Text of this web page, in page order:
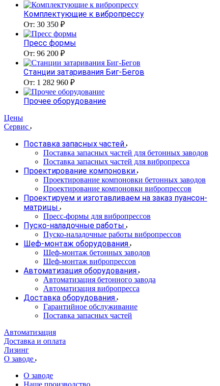
Комплектующие к вибропрессу
От: 30 350 ₽
Пресс формы
От: 96 200 ₽
Станции затаривания Биг-Бегов
От: 1 282 960 ₽
Прочее оборудование
Цены
Сервис
Поставка запасных частей
Поставка запасных частей для бетонных заводов
Поставка запасных частей для вибропресса
Проектирование компоновки
Проектирование компоновки бетонных заводов
Проектирование компоновки вибропрессов
Проектируем и изготавливаем на заказ пуансон-
матрицы
Пресс-формы для вибропрессов
Пуско-наладочные работы
Пуско-наладочные работы вибропрессов
Шеф-монтаж оборудования
Шеф-монтаж бетонных заводов
Шеф-монтаж вибропрессов
Автоматизация оборудования
Автоматизация бетонного завода
Автоматизация вибропресса
Доставка оборудования
Гарантийное обслуживание
Поставка запасных частей
Автоматизация
Доставка и оплата
Лизинг
О заводе
О заводе
Наше производство